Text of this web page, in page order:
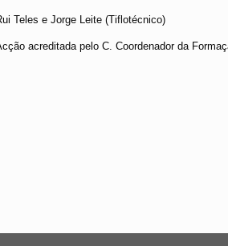
Teles e Jorge Leite (Tiflotécnico)
acreditada pelo C. Coordenador da